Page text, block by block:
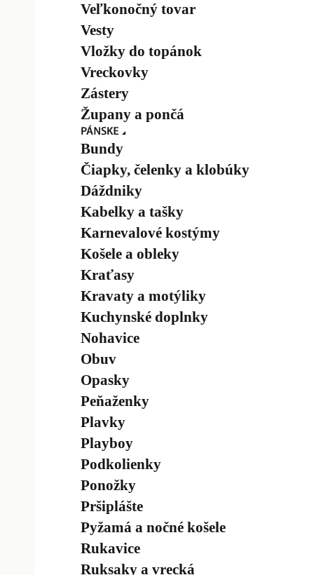
Veľkonočný tovar
Vesty
Vložky do topánok
Vreckovky
Zástery
Župany a pončá
Bundy
Čiapky, čelenky a klobúky
Dáždniky
Kabelky a tašky
Karnevalové kostýmy
Košele a obleky
Kraťasy
Kravaty a motýliky
Kuchynské doplnky
Nohavice
Obuv
Opasky
Peňaženky
Plavky
Playboy
Podkolienky
Ponožky
Pršiplášte
Pyžamá a nočné košele
Rukavice
Ruksaky a vrecká